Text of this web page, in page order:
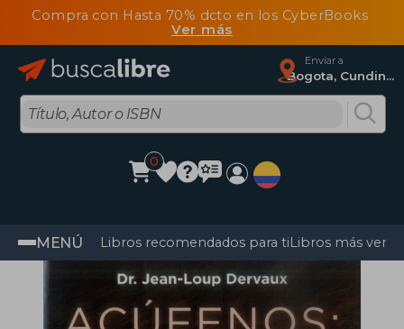
Compra con Hasta 70% dcto en los CyberBooks
Ver más
Enviar a
Bogota, Cundinamarca
0
MENÚ Libros recomendados para tiLibros más